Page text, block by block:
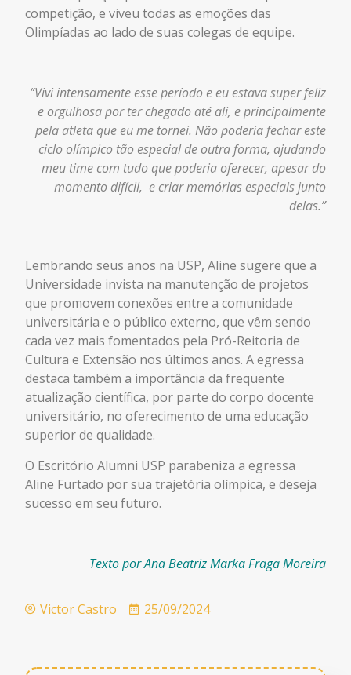
competição, e viveu todas as emoções das
Olimpíadas ao lado de suas colegas de equipe.
“Vivi intensamente esse período e eu estava super feliz
e orgulhosa por ter chegado até ali, e principalmente
pela atleta que eu me tornei. Não poderia fechar este
ciclo olímpico tão especial de outra forma, ajudando
meu time com tudo que poderia oferecer, apesar do
momento difícil, e criar memórias especiais junto
delas.”
Lembrando seus anos na USP, Aline sugere que a
Universidade invista na manutenção de projetos
que promovem conexões entre a comunidade
universitária e o público externo, que vêm sendo
cada vez mais fomentados pela Pró-Reitoria de
Cultura e Extensão nos últimos anos. A egressa
destaca também a importância da frequente
atualização científica, por parte do corpo docente
universitário, no oferecimento de uma educação
superior de qualidade.
O Escritório Alumni USP parabeniza a egressa
Aline Furtado por sua trajetória olímpica, e deseja
sucesso em seu futuro.
Texto por Ana Beatriz Marka Fraga Moreira
Victor Castro 25/09/2024